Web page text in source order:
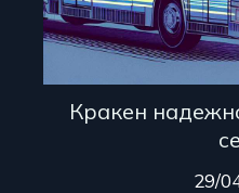
Кракен
29/